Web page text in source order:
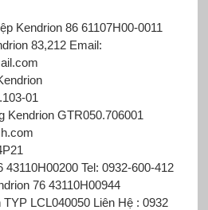
Kendrion 86 61107H00-0011
83,212 Email:
01
Kendrion GTR050.706001
43110H00200 Tel: 0932-600-412
76 43110H00944
LCL040050 Liên Hệ : 0932